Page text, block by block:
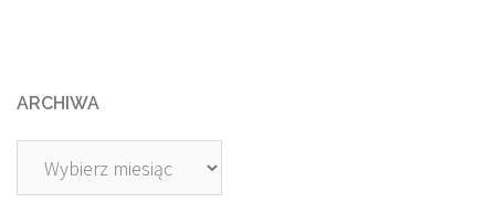
ARCHIWA
Archiwa